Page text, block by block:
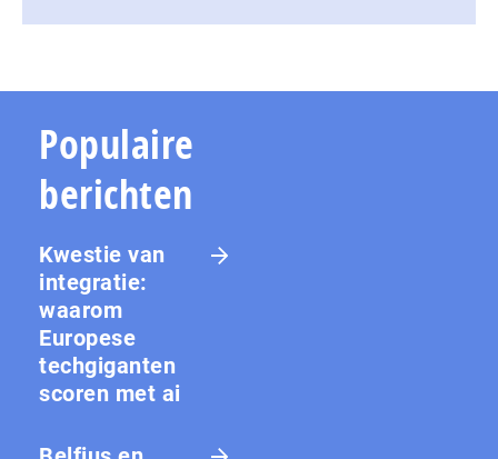
Populaire
berichten
Kwestie van
integratie:
waarom
Europese
techgiganten
scoren met ai